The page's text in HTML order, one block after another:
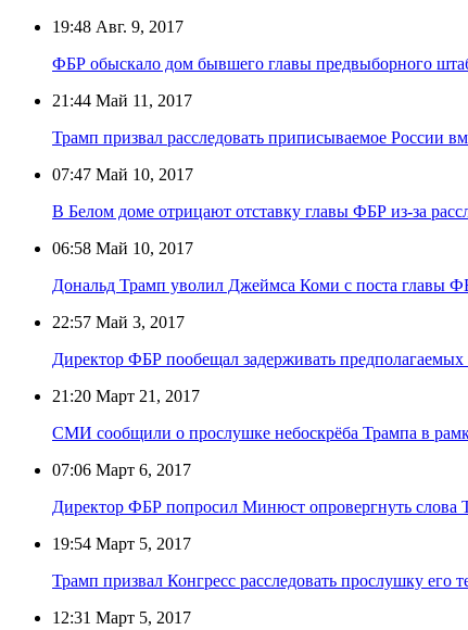
19:48 Авг. 9, 2017
ФБР обыскало дом бывшего главы предвыборного
21:44 Май 11, 2017
Трамп призвал расследовать приписываемое России
07:47 Май 10, 2017
В Белом доме отрицают отставку главы ФБР из-за
06:58 Май 10, 2017
Дональд Трамп уволил Джеймса Коми с поста главы
22:57 Май 3, 2017
Директор ФБР пообещал задерживать предполагаемых
21:20 Март 21, 2017
СМИ сообщили о прослушке небоскрёба Трампа в
07:06 Март 6, 2017
Директор ФБР попросил Минюст опровергнуть слова
19:54 Март 5, 2017
Трамп призвал Конгресс расследовать прослушку его
12:31 Март 5, 2017